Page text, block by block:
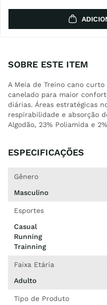
SOBRE ESTE ITEM
A Meia de Treino cano
canelado para maior
diárias. Áreas estratégicas
respirabilidade e absorção
Algodão, 23% Poliamida e
ESPECIFICAÇÕES
Gênero
Masculino
Esportes
Casual
Running
Trainning
Faixa Etária
Adulto
Tipo de Produto